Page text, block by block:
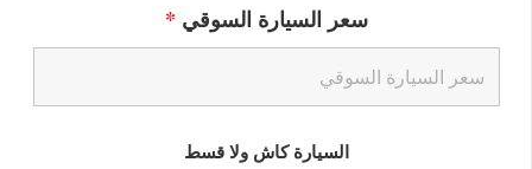
سعر السيارة السوقي *
السيارة كاش ولا قسط